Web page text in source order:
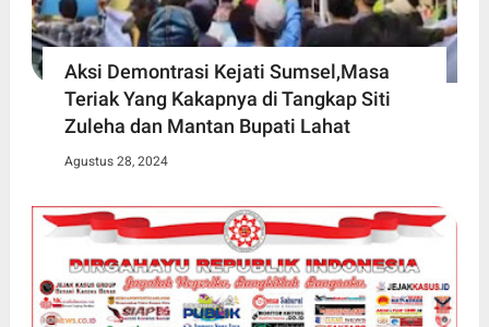
Aksi Demontrasi Kejati Sumsel,Masa
Teriak Yang Kakapnya di Tangkap Siti
Zuleha dan Mantan Bupati Lahat
Agustus 28, 2024